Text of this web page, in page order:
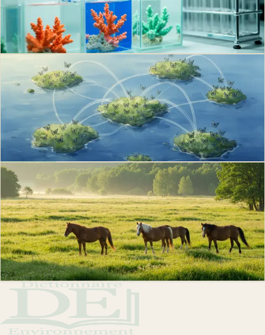
Évolution assistée : définition, cinq techniques (conditionnement, flux
génique, hybridation, sélection, microbiome), coraux, châtaignier,
Philippe D.·22 avr. 2026·11 min
Métapopulation : équilibre extinction et
colonisation
Métapopulation : définition du modèle Levins 1969, équation dP/dt,
cas Melitaea cinxia des îles Åland et implications pour la conservation.
Philippe D.
·19 avr. 2026
min
Biodiversité
Rewilding : le ré-ensauvagement pour la
biodiversité
Rewilding ou ré-ensauvagement : définition, exemples (Knepp,
Yellowstone, Iberá), différence avec restauration classique et limites du
concept.
Philippe D.·5 mars 2026·8 min